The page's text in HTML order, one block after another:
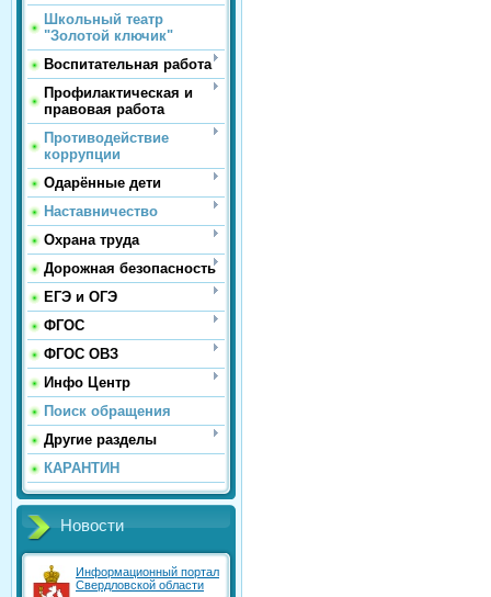
Школьный театр
"Золотой ключик"
Воспитательная работа
Профилактическая и
правовая работа
Противодействие
коррупции
Одарённые дети
Наставничество
Охрана труда
Дорожная безопасность
ЕГЭ и ОГЭ
ФГОС
ФГОС ОВЗ
Инфо Центр
Поиск обращения
Другие разделы
КАРАНТИН
Новости
Информационный портал
Свердловской области